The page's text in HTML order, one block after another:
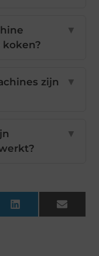
▼
zijn
▼
▼
LinkedInEmail